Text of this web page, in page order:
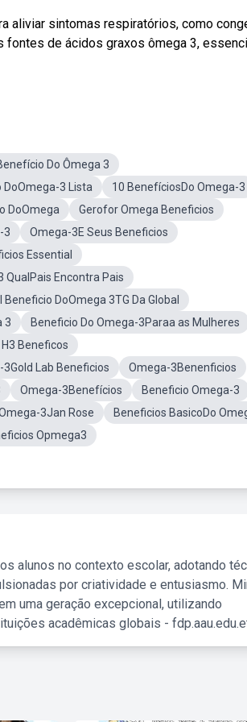
aliviar sintomas respiratórios, como
fontes de ácidos graxos ômega 3,
Do Ômega 3
DoOmega-3 Lista
10 BenefíciosDo Omega-3
DoOmega
Gerofor Omega Beneficios
3
Omega-3E Seus Beneficios
Essential
QualPais Encontra Pais
Beneficio DoOmega 3TG Da Global
3
Beneficio Do Omega-3Paraa as Mulheres
Beneficos
Lab Beneficios
Omega-3Benenficios
Omega-3Benefícios
Beneficio Omega-3
3Jan Rose
Beneficios BasicoDo
Opmega3
alunos no contexto escolar, adotando
por criatividade e entusiasmo.
uma geração excepcional, utilizando
acadêmicas globais -